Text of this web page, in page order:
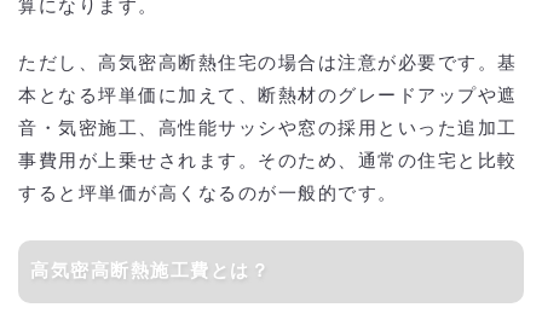
算になります。
ただし、高気密高断熱住宅の場合は注意が必要です。基
本となる坪単価に加えて、断熱材のグレードアップや遮
音・気密施工、高性能サッシや窓の採用といった追加工
事費用が上乗せされます。そのため、通常の住宅と比較
すると坪単価が高くなるのが一般的です。
高気密高断熱施工費とは？